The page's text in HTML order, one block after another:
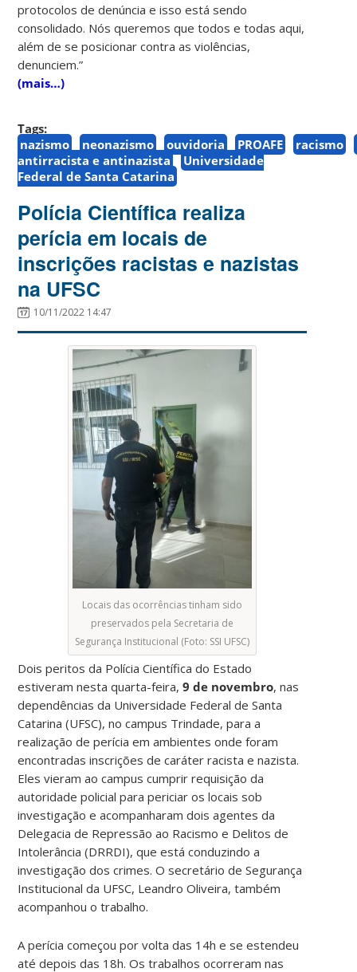
protocolos de denúncia e isso está sendo
consolidado. Nós queremos que todos e todas aqui,
além de se posicionar contra as violências,
denunciem.”
(mais…)
Tags:
nazismo
neonazismo ouvidoria PROAFE racismo
antirracista e antinazista
Universidade
Federal de Santa Catarina
Polícia Científica realiza
perícia em locais de
inscrições racistas e nazistas
na UFSC
10/11/2022 14:47
Locais das ocorrências tinham sido
preservados pela Secretaria de
Segurança Institucional (Foto: SSI UFSC)
Dois peritos da Polícia Científica do Estado
estiveram nesta quarta-feira,9 de novembro, nas
dependências da Universidade Federal de Santa
Catarina (UFSC), no campus Trindade, para a
realização de perícia em ambientes onde foram
encontradas inscrições de caráter racista e nazista.
Eles vieram ao campus cumprir requisição da
autoridade policial para periciar os locais sob
investigação e acompanharam dois agentes da
Delegacia de Repressão ao Racismo e Delitos de
Intolerância (DRRDI), que está conduzindo a
investigação dos crimes. O secretário de Segurança
Institucional da UFSC, Leandro Oliveira, também
acompanhou o trabalho.
A perícia começou por volta das 14h e se estendeu
até depois das 18h. Os trabalhos ocorreram nas